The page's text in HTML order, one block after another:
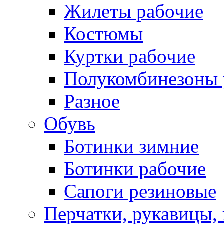
Жилеты рабочие
Костюмы
Куртки рабочие
Полукомбинезоны
Разное
Обувь
Ботинки зимние
Ботинки рабочие
Сапоги резиновые
Перчатки, рукавицы,